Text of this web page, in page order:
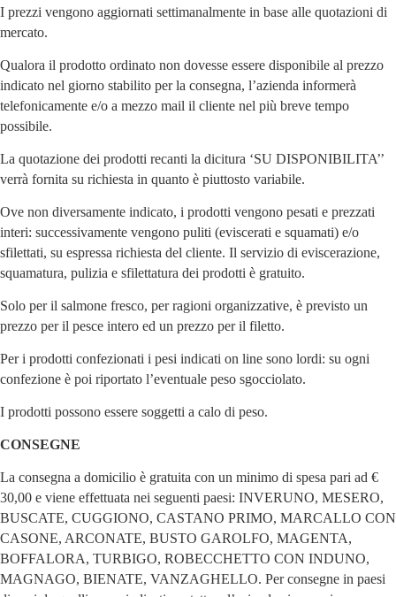
I prezzi vengono aggiornati settimanalmente in base alle quotazioni di
mercato.
Qualora il prodotto ordinato non dovesse essere disponibile al prezzo
indicato nel giorno stabilito per la consegna, l’azienda informerà
telefonicamente e/o a mezzo mail il cliente nel più breve tempo
possibile.
La quotazione dei prodotti recanti la dicitura ‘SU DISPONIBILITA’’
verrà fornita su richiesta in quanto è piuttosto variabile.
Ove non diversamente indicato, i prodotti vengono pesati e prezzati
interi: successivamente vengono puliti (eviscerati e squamati) e/o
sfilettati, su espressa richiesta del cliente. Il servizio di eviscerazione,
squamatura, pulizia e sfilettatura dei prodotti è gratuito.
Solo per il salmone fresco, per ragioni organizzative, è previsto un
prezzo per il pesce intero ed un prezzo per il filetto.
Per i prodotti confezionati i pesi indicati on line sono lordi: su ogni
confezione è poi riportato l’eventuale peso sgocciolato.
I prodotti possono essere soggetti a calo di peso.
CONSEGNE
La consegna a domicilio è gratuita con un minimo di spesa pari ad €
30,00 e viene effettuata nei seguenti paesi: INVERUNO, MESERO,
BUSCATE, CUGGIONO, CASTANO PRIMO, MARCALLO CON
CASONE, ARCONATE, BUSTO GAROLFO, MAGENTA,
BOFFALORA, TURBIGO, ROBECCHETTO CON INDUNO,
MAGNAGO, BIENATE, VANZAGHELLO. Per consegne in paesi